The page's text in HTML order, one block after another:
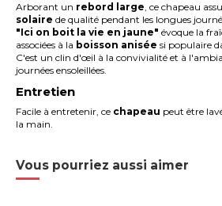
Arborant un rebord large, ce chapeau
solaire de qualité pendant les longues
"Ici on boit la vie en jaune" évoque la
associées à la boisson anisée si populaire
C'est un clin d'œil à la convivialité et à
journées ensoleillées.
Entretien
Facile à entretenir, ce chapeau peut être
la main.
Vous pourriez aussi aimer